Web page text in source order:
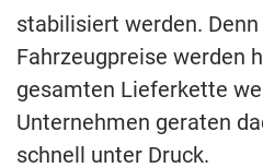
stabilisiert werden.
Fahrzeugpreise werden
gesamten Lieferkette
Unternehmen geraten
schnell unter Druck.